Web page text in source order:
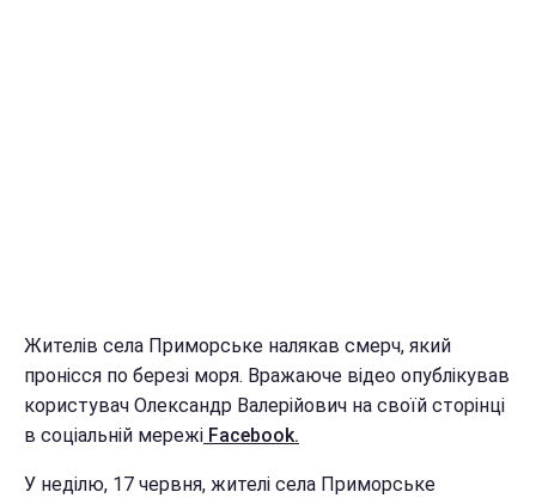
Жителів села Приморське налякав смерч, який
пронісся по березі моря. Вражаюче відео опублікував
користувач Олександр Валерійович на своїй сторінці
в соціальній мережі Facebook.
У неділю, 17 червня, жителі села Приморське